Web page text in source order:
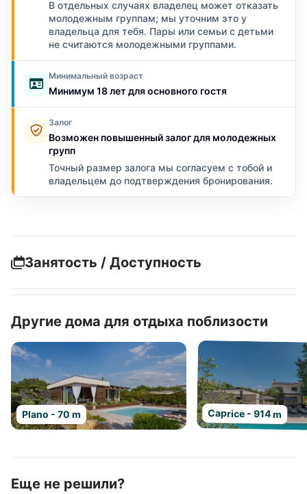
В отдельных случаях владелец может отказать
молодежным группам; мы уточним это у
владельца для тебя. Пары или семьи с детьми
не считаются молодежными группами.
Минимальный возраст
Минимум 18 лет для основного гостя
Залог
Возможен повышенный залог для молодежных
групп
Точный размер залога мы согласуем с тобой и
владельцем до подтверждения бронирования.
Занятость / Доступность
Другие дома для отдыха поблизости
Plano - 70 m Caprice - 914 m
Еще не решили?